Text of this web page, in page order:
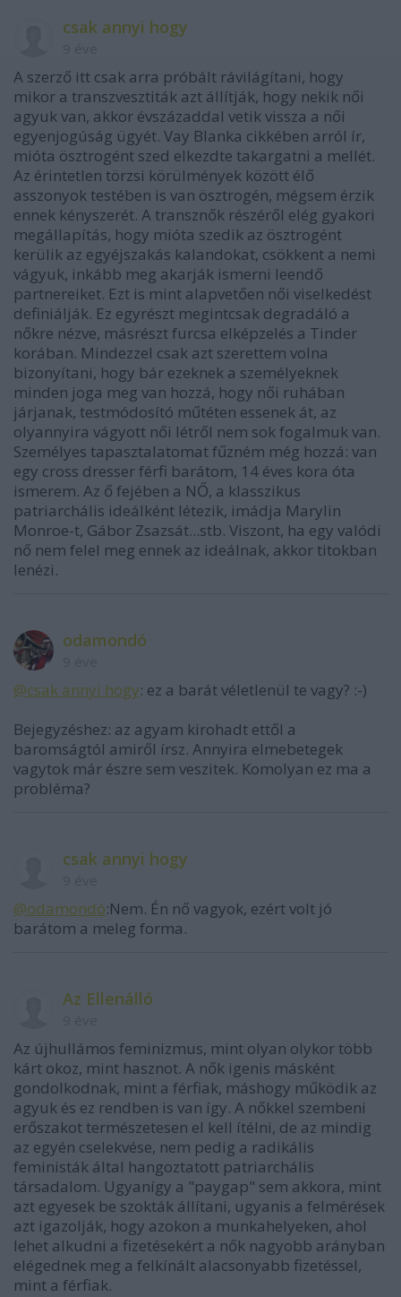
csak annyi hogy
A szerző itt csak arra próbált rávilágítani, hogy
mikor a transzvesztiták azt állítják, hogy nekik női
agyuk van, akkor évszázaddal vetik vissza a női
egyenjogúság ügyét. Vay Blanka cikkében arról ír,
mióta ösztrogént szed elkezdte takargatni a mellét.
Az érintetlen törzsi körülmények között élő
asszonyok testében is van ösztrogén, mégsem érzik
ennek kényszerét. A transznők részéről elég gyakori
megállapítás, hogy mióta szedik az ösztrogént
kerülik az egyéjszakás kalandokat, csökkent a nemi
vágyuk, inkább meg akarják ismerni leendő
partnereiket. Ezt is mint alapvetően női viselkedést
definiálják. Ez egyrészt megintcsak degradáló a
nőkre nézve, másrészt furcsa elképzelés a Tinder
korában. Mindezzel csak azt szerettem volna
bizonyítani, hogy bár ezeknek a személyeknek
minden joga meg van hozzá, hogy női ruhában
járjanak, testmódosító műtéten essenek át, az
olyannyira vágyott női létről nem sok fogalmuk van.
Személyes tapasztalatomat fűzném még hozzá: van
egy cross dresser férfi barátom, 14 éves kora óta
ismerem. Az ő fejében a NŐ, a klasszikus
patriarchális ideálként létezik, imádja Marylin
Monroe-t, Gábor Zsazsát...stb. Viszont, ha egy valódi
nő nem felel meg ennek az ideálnak, akkor titokban
lenézi.
odamondó
@csak annyi hogy: ez a barát véletlenül te vagy? :-)
Bejegyzéshez: az agyam kirohadt ettől a
baromságtól amiről írsz. Annyira elmebetegek
vagytok már észre sem veszitek. Komolyan ez ma a
probléma?
csak annyi hogy
@odamondó:Nem. Én nő vagyok, ezért volt jó
barátom a meleg forma.
Az Ellenálló
Az újhullámos feminizmus, mint olyan olykor több
kárt okoz, mint hasznot. A nők igenis másként
gondolkodnak, mint a férfiak, máshogy működik az
agyuk és ez rendben is van így. A nőkkel szembeni
erőszakot természetesen el kell ítélni, de az mindig
az egyén cselekvése, nem pedig a radikális
feministák által hangoztatott patriarchális
társadalom. Ugyanígy a "paygap" sem akkora, mint
azt egyesek be szokták állítani, ugyanis a felmérések
azt igazolják, hogy azokon a munkahelyeken, ahol
lehet alkudni a fizetésekért a nők nagyobb arányban
elégednek meg a felkínált alacsonyabb fizetéssel,
mint a férfiak.